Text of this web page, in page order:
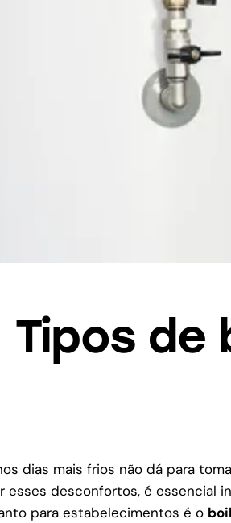
Tipos de
dias mais frios não dá para
esses desconfortos, é essencial
para estabelecimentos é o